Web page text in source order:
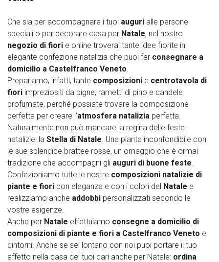
Che sia per accompagnare i tuoi auguri alle persone
speciali o per decorare casa per Natale, nel nostro
negozio di fiori e online troverai tante idee fiorite in
elegante confezione natalizia che puoi far consegnare a
domicilio a Castelfranco Veneto.
Prepariamo, infatti, tante composizioni e centrotavola di
fiori impreziositi da pigne, rametti di pino e candele
profumate, perché possiate trovare la composizione
perfetta per creare l’atmosfera natalizia perfetta.
Naturalmente non può mancare la regina delle feste
natalizie: la Stella di Natale. Una pianta inconfondibile con
le sue splendide brattee rosse, un omaggio che è ormai
tradizione che accompagni gli auguri di buone feste.
Confezioniamo tutte le nostre composizioni natalizie di
piante e fiori con eleganza e con i colori del Natale e
realizziamo anche addobbi personalizzati secondo le
vostre esigenze.
Anche per Natale effettuiamo consegne a domicilio di
composizioni di piante e fiori a Castelfranco Veneto e
dintorni. Anche se sei lontano con noi puoi portare il tuo
affetto nella casa dei tuoi cari anche per Natale: ordina